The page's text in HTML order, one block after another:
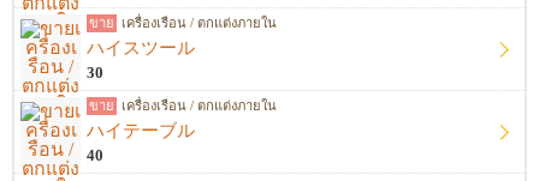
ขาย เครื่องเรือน / ตกแต่งภายใน
ハイスツール
30
ขาย เครื่องเรือน / ตกแต่งภายใน
ハイテーブル
40